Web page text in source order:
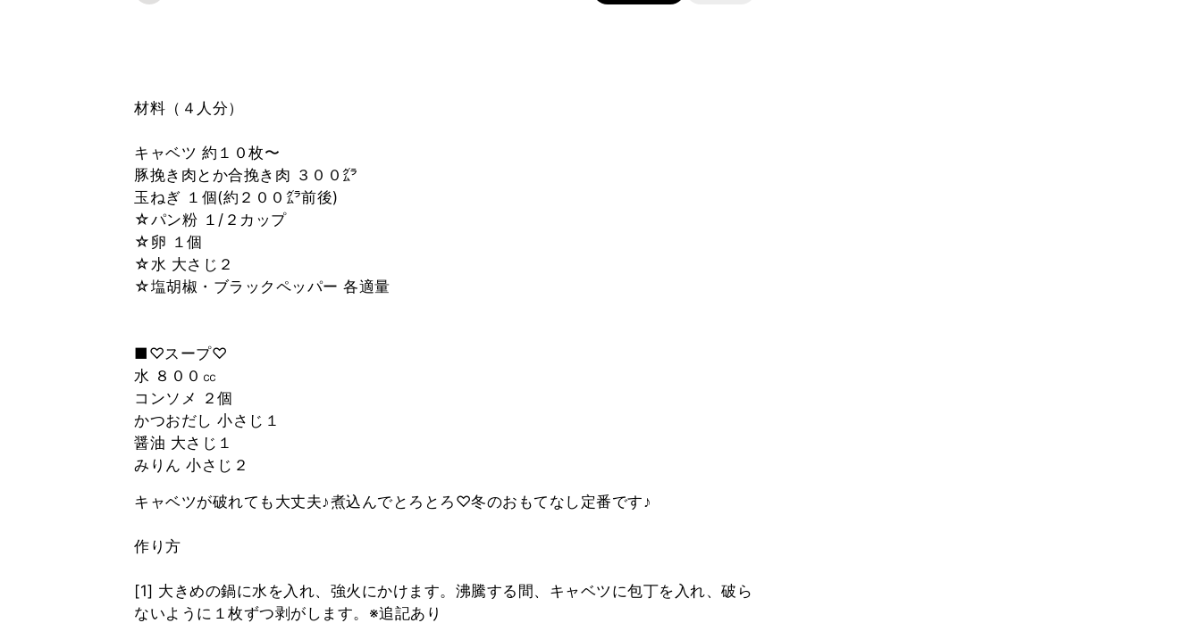
材料（４人分）
キャベツ 約１０枚〜
豚挽き肉とか合挽き肉 ３００㌘
玉ねぎ １個(約２００㌘前後)
☆パン粉 １/２カップ
☆卵 １個
☆水 大さじ２
☆塩胡椒・ブラックペッパー 各適量
■♡スープ♡
水 ８００㏄
コンソメ ２個
かつおだし 小さじ１
醤油 大さじ１
キャベツが破れても大丈夫♪煮込んでとろとろ♡冬のおもてなし定番です♪
作り方
[1] 大きめの鍋に水を入れ、強火にかけます。沸騰する間、キャベツに包丁を入れ、破ら
ないように１枚ずつ剥がします。※追記あり